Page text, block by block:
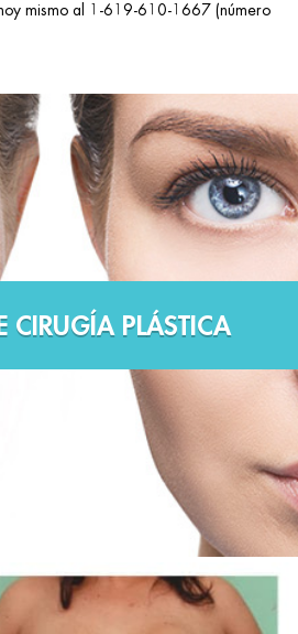
mismo al 1-619-610-1667 (número
CIRUGÍA PLÁSTICA